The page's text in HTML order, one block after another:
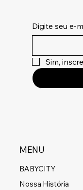
Digite seu e-
Sim,
MENU
BABYCITY
Nossa História